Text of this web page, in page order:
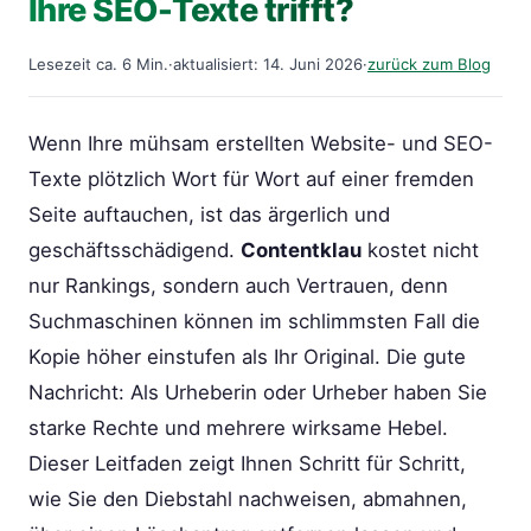
Ihre SEO-Texte trifft?
Lesezeit ca. 6 Min.·aktualisiert: 14. Juni 2026·zurück zum Blog
Wenn Ihre mühsam erstellten Website- und SEO-
Texte plötzlich Wort für Wort auf einer fremden
Seite auftauchen, ist das ärgerlich und
geschäftsschädigend. Contentklau kostet nicht
nur Rankings, sondern auch Vertrauen, denn
Suchmaschinen können im schlimmsten Fall die
Kopie höher einstufen als Ihr Original. Die gute
Nachricht: Als Urheberin oder Urheber haben Sie
starke Rechte und mehrere wirksame Hebel.
Dieser Leitfaden zeigt Ihnen Schritt für Schritt,
wie Sie den Diebstahl nachweisen, abmahnen,